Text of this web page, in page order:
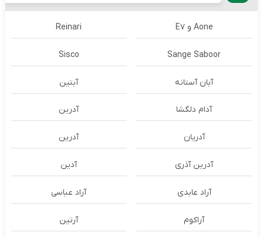
Aone و E7 Reinari
Sange Saboor
Sisco
آبان آستانه آبتین
آدام دلگشا آدرين
آدریان آدرین
آدرین آذری آدین
آراد عابدی آراد عباسی
آراکوم آرتین